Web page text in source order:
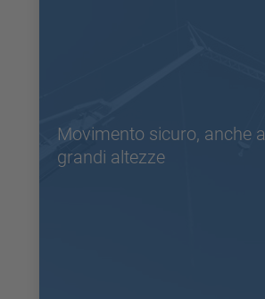
Movimento sicuro, anche a
grandi altezze